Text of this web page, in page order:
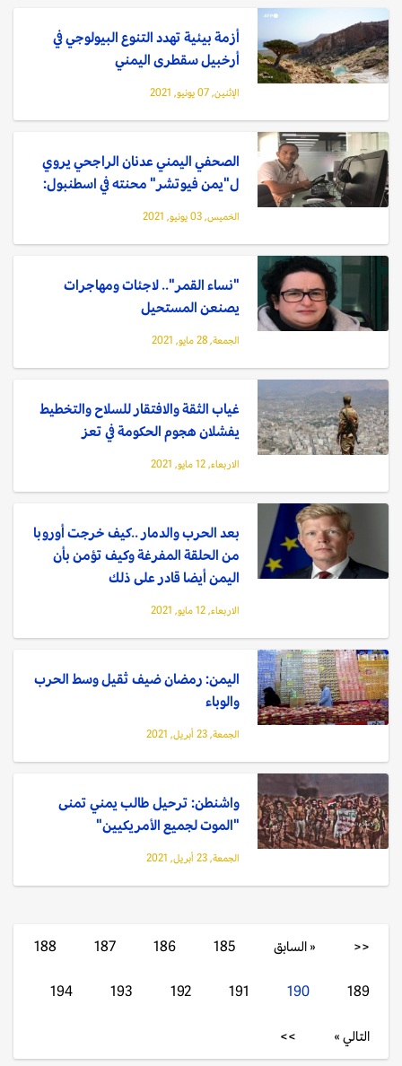
أزمة بيئية تهدد التنوع البيولوجي في
أرخبيل سقطرى اليمني
الإثنين, 07 يونيو, 2021
الصحفي اليمني عدنان الراجحي يروي
ل"يمن فيوتشر" محنته في اسطنبول:
الخميس, 03 يونيو, 2021
"نساء القمر".. لاجئات ومهاجرات
يصنعن المستحيل
الجمعة, 28 مايو, 2021
غياب الثقة والافتقار للسلاح والتخطيط
يفشلان هجوم الحكومة في تعز
الاربعاء, 12 مايو, 2021
بعد الحرب والدمار ..كيف خرجت أوروبا
من الحلقة المفرغة وكيف تؤمن بأن
اليمن أيضا قادر على ذلك
الاربعاء, 12 مايو, 2021
اليمن: رمضان ضيف ثقيل وسط الحرب
والوباء
الجمعة, 23 أبريل, 2021
واشنطن: ترحيل طالب يمني تمنى
"الموت لجميع الأمريكيين"
الجمعة, 23 أبريل, 2021
<< « السابق 185
186
187
188
189
190
191
192
193
194
التالي » >>